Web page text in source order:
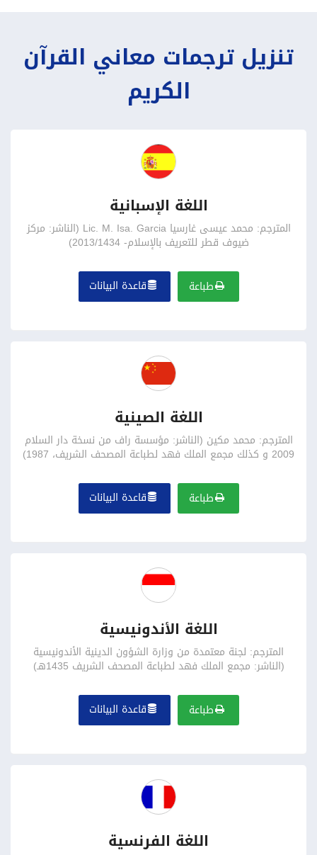
تنزيل ترجمات معاني القرآن
الكريم
اللغة الإسبانية
المترجم: محمد عيسى غارسيا Lic. M. Isa. Garcia (الناشر: مركز
ضيوف قطر للتعريف بالإسلام- 2013/1434)
طباعة قاعدة البيانات
اللغة الصينية
المترجم: محمد مكين (الناشر: مؤسسة راف من نسخة دار السلام
2009 و كذلك مجمع الملك فهد لطباعة المصحف الشريف، 1987)
طباعة قاعدة البيانات
اللغة الأندونيسية
المترجم: لجنة معتمدة من وزارة الشؤون الدينية الأندونيسية
(الناشر: مجمع الملك فهد لطباعة المصحف الشريف 1435هـ)
طباعة قاعدة البيانات
اللغة الفرنسية